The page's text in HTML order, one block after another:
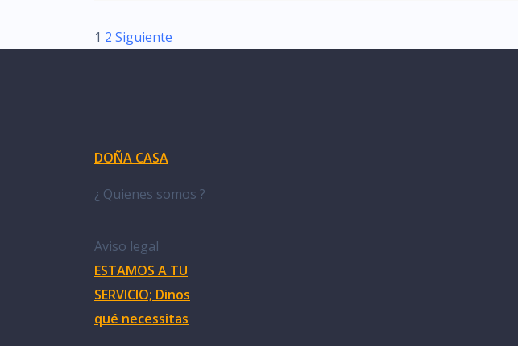
1 2 Siguiente
DOÑA CASA
¿ Quienes somos ?
Aviso legal
ESTAMOS A TU
SERVICIO; Dinos
qué necessitas